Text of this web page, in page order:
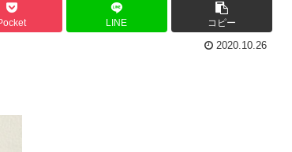
LINE コピー
2020.10.26